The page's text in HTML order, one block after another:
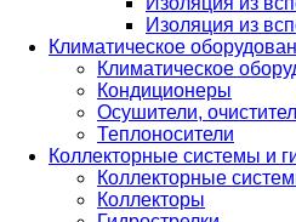
Изоляция из
Климатическое
Климатическое
Кондиционеры
Осушители,
Теплоносители
Коллекторные системы и
Коллекторные
Коллекторы